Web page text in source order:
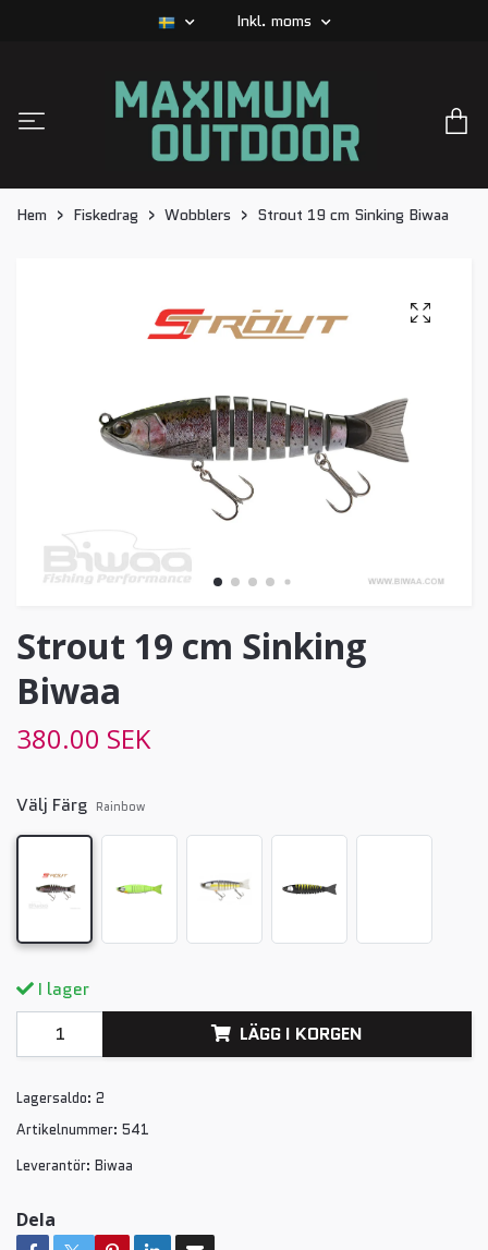
Inkl. moms
Hem Fiskedrag Wobblers Strout 19 cm Sinking Biwaa
Strout 19 cm Sinking
Biwaa
380.00 SEK
Välj Färg Rainbow
I lager
LÄGG I KORGEN
Lagersaldo: 2
Artikelnummer: 541
Leverantör: Biwaa
Dela